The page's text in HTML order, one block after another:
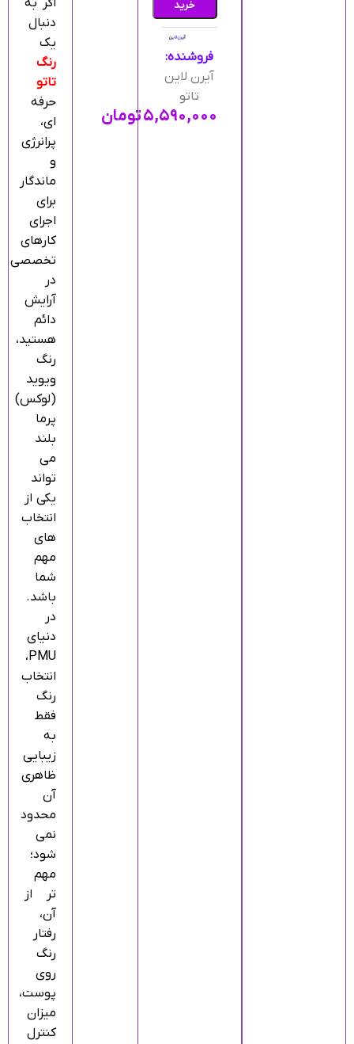
خرید
۵,۵۹۰,۰۰۰تومان
فروشنده:
آیرن لاین
تاتو
اگر به‌
دنبال
یک
رنگ
تاتو
حرفه‌
ای،
پرانرژی
و
ماندگار
برای
اجرای
کارهای
تخصصی
در
آرایش
دائم
هستید،
رنگ
ویوید
(لوکس)
پرما
بلند
می‌
تواند
یکی از
انتخاب‌
های
مهم
شما
باشد.
در
دنیای
PMU،
انتخاب
رنگ
فقط
به
زیبایی
ظاهری
آن
محدود
نمی‌
شود؛
مهم‌
تر از
آن،
رفتار
رنگ
روی
پوست،
میزان
کنترل